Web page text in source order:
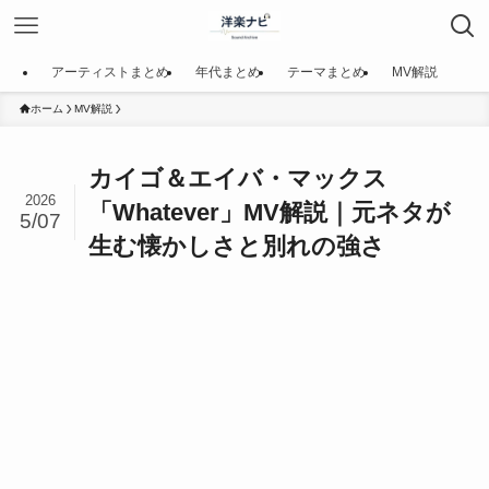
アーティストまとめ 年代まとめ テーマまとめ MV解説
ホーム MV解説
カイゴ＆エイバ・マックス
「Whatever」MV解説｜元ネタが
生む懐かしさと別れの強さ
2026
5/07